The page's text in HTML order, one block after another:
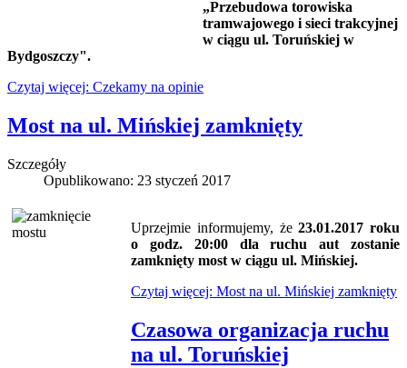
„Przebudowa torowiska
tramwajowego i sieci trakcyjnej
w ciągu ul. Toruńskiej w
Bydgoszczy".
Czytaj więcej: Czekamy na opinie
Most na ul. Mińskiej zamknięty
Szczegóły
Opublikowano: 23 styczeń 2017
Uprzejmie informujemy, że23.01.2017 roku
o godz. 20:00 dla ruchu aut zostanie
zamknięty most w ciągu ul. Mińskiej.
Czytaj więcej: Most na ul. Mińskiej zamknięty
Czasowa organizacja ruchu
na ul. Toruńskiej